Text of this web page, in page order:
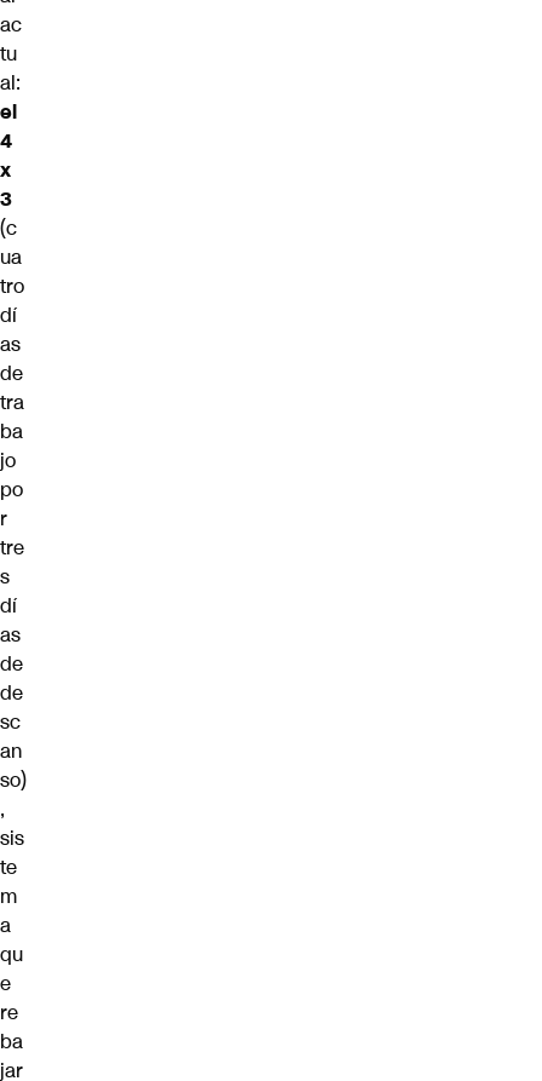
ac
tu
al:
el
4
x
3
(c
ua
tro
dí
as
de
tra
ba
jo
po
r
tre
s
dí
as
de
de
sc
an
so)
,
sis
te
m
a
qu
e
re
ba
jar